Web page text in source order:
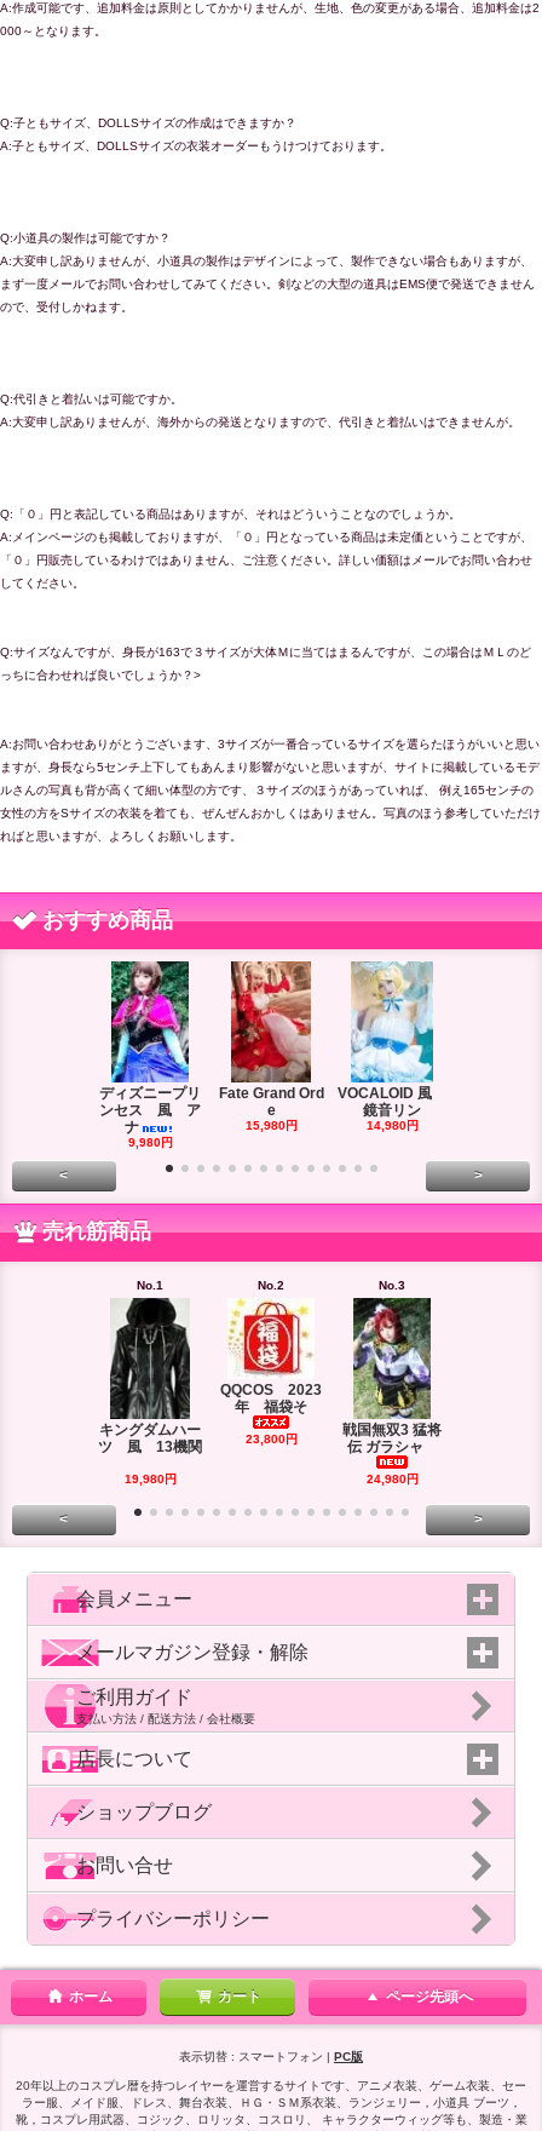
A:作成可能です、追加料金は原則としてかかりませんが、生地、色の変更がある場合、追加料金は2
000～となります。
Q:子ともサイズ、DOLLSサイズの作成はできますか？
A:子ともサイズ、DOLLSサイズの衣装オーダーもうけつけております。
Q:小道具の製作は可能ですか？
A:大変申し訳ありませんが、小道具の製作はデザインによって、製作できない場合もありますが、
まず一度メールでお問い合わせしてみてください。剣などの大型の道具はEMS便で発送できません
ので、受付しかねます。
Q:代引きと着払いは可能ですか。
A:大変申し訳ありませんが、海外からの発送となりますので、代引きと着払いはできませんが。
Q:「０」円と表記している商品はありますが、それはどういうことなのでしょうか。
A:メインページのも掲載しておりますが、「０」円となっている商品は未定価ということですが、
「０」円販売しているわけではありません、ご注意ください。詳しい価額はメールでお問い合わせ
してください。
Q:サイズなんですが、身長が163で３サイズが大体Ｍに当てはまるんですが、この場合はＭＬのど
っちに合わせれば良いでしょうか？>
A:お問い合わせありがとうございます、3サイズが一番合っているサイズを選らたほうがいいと思い
ますが、身長なら5センチ上下してもあんまり影響がないと思いますが、サイトに掲載しているモデ
ルさんの写真も背が高くて細い体型の方です、３サイズのほうがあっていれば、 例え165センチの
女性の方をSサイズの衣装を着ても、ぜんぜんおかしくはありません。写真のほう参考していただけ
ればと思いますが、よろしくお願いします。
おすすめ商品
ディズニープリ
ンセス 風 ア
ナ
9,980円
Fate Grand Ord
e
15,980円
VOCALOID 風
鏡音リン
14,980円
< >
売れ筋商品
No.1
キングダムハー
ツ 風 13機関
19,980円
No.2
QQCOS 2023
年 福袋そ
23,800円
No.3
戦国無双3 猛将
伝 ガラシャ
24,980円
< >
会員メニュー
メールマガジン登録・解除
ご利用ガイド
支払い方法 / 配送方法 / 会社概要
店長について
ショップブログ
お問い合せ
プライバシーポリシー
ホーム カート ページ先頭へ
表示切替 : スマートフォン | PC版
20年以上のコスプレ暦を持つレイヤーを運営するサイトです、アニメ衣装、ゲーム衣装、セー
ラー服、メイド服、ドレス、舞台衣装、ＨＧ・ＳＭ系衣装、ランジェリー，小道具 ブーツ，
靴，コスプレ用武器、コジック、ロリッタ、コスロリ、 キャラクターウィッグ等も、製造・業